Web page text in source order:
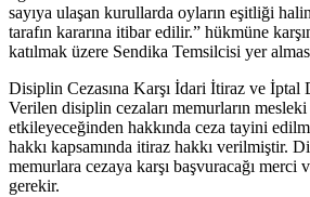
sayıya ulaşan kurullarda oyların eşitliği
tarafın kararına itibar edilir.” hükmüne
katılmak üzere Sendika Temsilcisi yer
Disiplin Cezasına Karşı İdari İtiraz ve İptal
Verilen disiplin cezaları memurların mesleki
etkileyeceğinden hakkında ceza tayini
hakkı kapsamında itiraz hakkı verilmiştir.
memurlara cezaya karşı başvuracağı
gerekir.